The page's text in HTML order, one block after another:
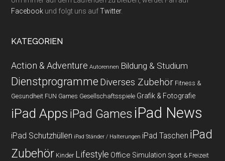
Facebook und folgt uns aufTwitter.
KATEGORIEN
Action & Adventure Autorennen Bildung & Studium
Dienstprogramme Diverses Zubehör Fitness &
Gesundheit FUN Games Gesellschaftsspiele Grafik & Fotografie
iPad Apps iPad Games iPad News
iPad Schutzhüllen iPad Ständer / Halterungen iPad Taschen iPad
Zubehör Kinder Lifestyle Office Simulation Sport & Freizeit